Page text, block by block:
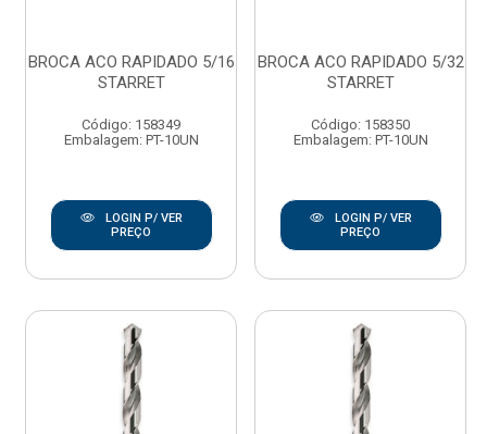
BROCA ACO RAPIDADO 5/16
STARRET
Código: 158349
Embalagem: PT-10UN
LOGIN P/ VER
PREÇO
BROCA ACO RAPIDADO 5/32
STARRET
Código: 158350
Embalagem: PT-10UN
LOGIN P/ VER
PREÇO